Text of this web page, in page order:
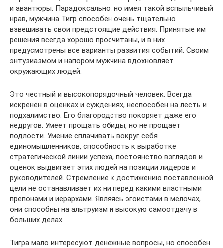
и авантюры. Парадоксально, но имея такой вспыльчивый
нрав, мужчина Тигр способен очень тщательно
взвешивать свои предстоящие действия. Принятые им
решения всегда хорошо просчитаны, и в них
предусмотрены все варианты развития событий. Своим
энтузиазмом и напором мужчина вдохновляет
окружающих людей.
Это честный и высокопорядочный человек. Всегда
искренен в оценках и суждениях, неспособен на лесть и
подхалимство. Его благородство покоряет даже его
недругов. Умеет прощать обиды, но не прощает
подлости. Умение сплачивать вокруг себя
единомышленников, способность к выработке
стратегической линии успеха, постоянство взглядов и
оценок выдвигает этих людей на позиции лидеров и
руководителей. Стремление к достижению поставленной
цели не останавливает их ни перед какими властными
препонами и иерархами. Являясь эгоистами в мелочах,
они способны на альтруизм и высокую самоотдачу в
больших делах.
Тигра мало интересуют денежные вопросы, но способен